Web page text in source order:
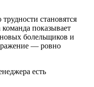
становятся
показывает
болельщиков и
— ровно
есть